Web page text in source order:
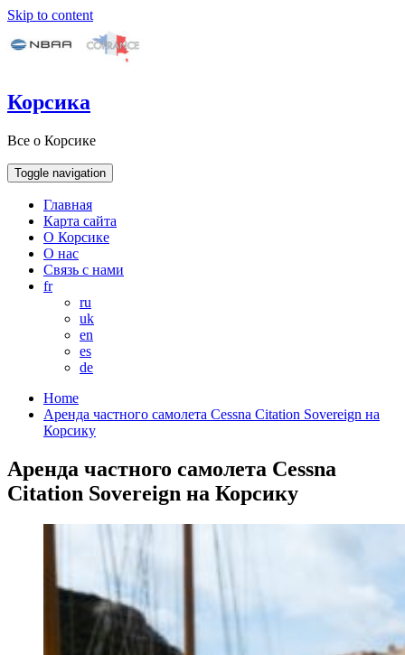
Skip to content
Корсика
Все о Корсике
Toggle navigation
Главная
Карта сайта
О Корсике
О нас
Связь с нами
fr
ru
uk
en
es
de
Home
Аренда частного самолета Cessna Citation Sovereign на
Корсику
Аренда частного самолета Cessna
Citation Sovereign на Корсику